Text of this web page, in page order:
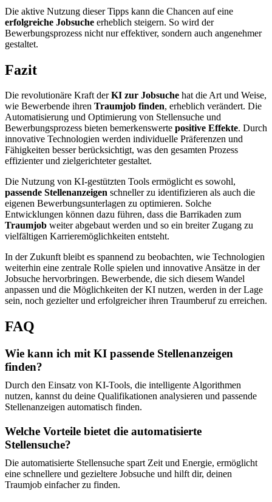
Die aktive Nutzung dieser Tipps kann die Chancen auf eine
erfolgreiche Jobsuche erheblich steigern. So wird der
Bewerbungsprozess nicht nur effektiver, sondern auch angenehmer
gestaltet.
Fazit
Die revolutionäre Kraft derKI zur Jobsuche hat die Art und Weise,
wie Bewerbende ihren Traumjob finden, erheblich verändert. Die
Automatisierung und Optimierung von Stellensuche und
Bewerbungsprozess bieten bemerkenswerte positive Effekte. Durch
innovative Technologien werden individuelle Präferenzen und
Fähigkeiten besser berücksichtigt, was den gesamten Prozess
effizienter und zielgerichteter gestaltet.
Die Nutzung von KI-gestützten Tools ermöglicht es sowohl,
passende Stellenanzeigen schneller zu identifizieren als auch die
eigenen Bewerbungsunterlagen zu optimieren. Solche
Entwicklungen können dazu führen, dass die Barrikaden zum
Traumjob weiter abgebaut werden und so ein breiter Zugang zu
vielfältigen Karrieremöglichkeiten entsteht.
In der Zukunft bleibt es spannend zu beobachten, wie Technologien
weiterhin eine zentrale Rolle spielen und innovative Ansätze in der
Jobsuche hervorbringen. Bewerbende, die sich diesem Wandel
anpassen und die Möglichkeiten der KI nutzen, werden in der Lage
sein, noch gezielter und erfolgreicher ihren Traumberuf zu erreichen.
FAQ
Wie kann ich mit KI passende Stellenanzeigen
finden?
Durch den Einsatz von KI-Tools, die intelligente Algorithmen
nutzen, kannst du deine Qualifikationen analysieren und passende
Stellenanzeigen automatisch finden.
Welche Vorteile bietet die automatisierte
Stellensuche?
Die automatisierte Stellensuche spart Zeit und Energie, ermöglicht
eine schnellere und gezieltere Jobsuche und hilft dir, deinen
Traumjob einfacher zu finden.